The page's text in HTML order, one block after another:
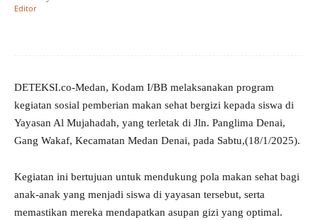
DETEKSI.co-Medan, Kodam I/BB melaksanakan program
kegiatan sosial pemberian makan sehat bergizi kepada siswa di
Yayasan Al Mujahadah, yang terletak di Jln. Panglima Denai,
Gang Wakaf, Kecamatan Medan Denai, pada Sabtu,(18/1/2025).
Kegiatan ini bertujuan untuk mendukung pola makan sehat bagi
anak-anak yang menjadi siswa di yayasan tersebut, serta
memastikan mereka mendapatkan asupan gizi yang optimal.